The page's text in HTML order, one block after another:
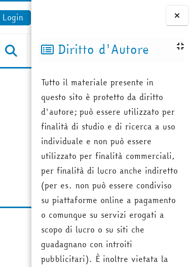
Blocchi
Diritto d'Autore
Tutto il materiale presente in
questo sito è protetto da diritto
d'autore; può essere utilizzato per
finalità di studio e di ricerca a uso
individuale e non può essere
utilizzato per finalità commerciali,
per finalità di lucro anche indiretto
(per es. non può essere condiviso
su piattaforme online a pagamento
o comunque su servizi erogati a
scopo di lucro o su siti che
guadagnano con introiti
pubblicitari). È inoltre vietata la
Login